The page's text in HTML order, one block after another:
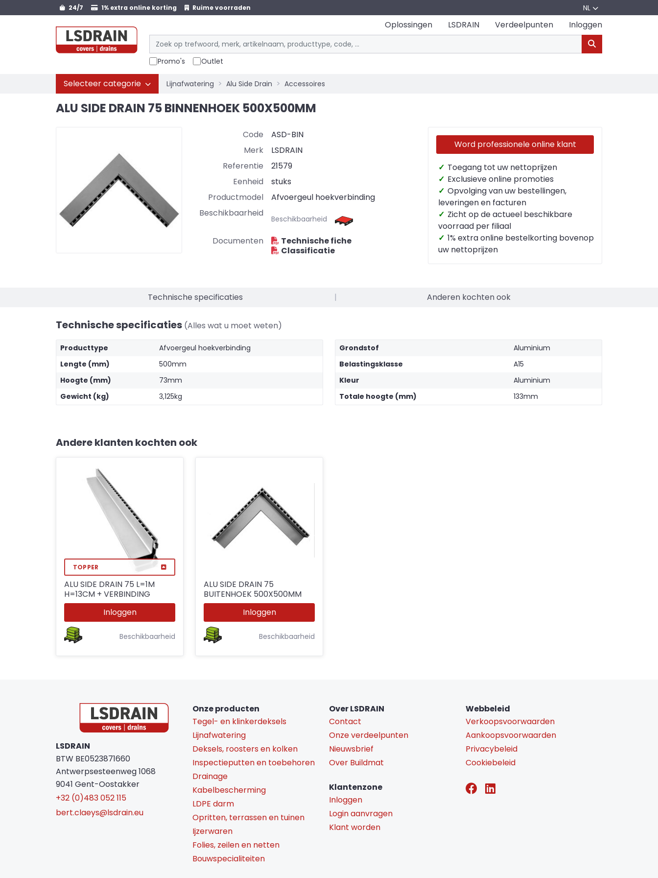
24/7 1% extra online korting Ruime voorraden NL
Oplossingen LSDRAIN Verdeelpunten Inloggen
Promo's Outlet
Selecteer categorie Lijnafwatering Alu Side Drain Accessoires
ALU SIDE DRAIN 75 BINNENHOEK 500X500MM
Code
ASD-BIN
Merk
LSDRAIN
Referentie
21579
Eenheid
stuks
Productmodel
Afvoergeul hoekverbinding
Beschikbaarheid
Beschikbaarheid
Documenten
Technische fiche
Classificatie
Word professionele online klant
✓ Toegang tot uw nettoprijzen
✓ Exclusieve online promoties
✓ Opvolging van uw bestellingen,
leveringen en facturen
✓ Zicht op de actueel beschikbare
voorraad per filiaal
✓ 1% extra online bestelkorting bovenop
uw nettoprijzen
Technische specificaties | Anderen kochten ook
Technische specificaties (Alles wat u moet weten)
Producttype
Afvoergeul hoekverbinding
Lengte (mm)
500mm
Hoogte (mm)
73mm
Gewicht (kg)
3,125kg
Grondstof
Aluminium
Belastingsklasse
A15
Kleur
Aluminium
Totale hoogte (mm)
133mm
Andere klanten kochten ook
TOPPER
ALU SIDE DRAIN 75 L=1M
H=13CM + VERBINDING
Inloggen
Beschikbaarheid
ALU SIDE DRAIN 75
BUITENHOEK 500X500MM
Inloggen
Beschikbaarheid
LSDRAIN
BTW BE0523871660
Antwerpsesteenweg 1068
9041 Gent-Oostakker
+32 (0)483 052 115
bert.claeys@lsdrain.eu
Onze producten
Tegel- en klinkerdeksels
Lijnafwatering
Deksels, roosters en kolken
Inspectieputten en toebehoren
Drainage
Kabelbescherming
LDPE darm
Opritten, terrassen en tuinen
Ijzerwaren
Folies, zeilen en netten
Bouwspecialiteiten
Over LSDRAIN
Contact
Onze verdeelpunten
Nieuwsbrief
Over Buildmat
Klantenzone
Inloggen
Login aanvragen
Klant worden
Webbeleid
Verkoopsvoorwaarden
Aankoopsvoorwaarden
Privacybeleid
Cookiebeleid